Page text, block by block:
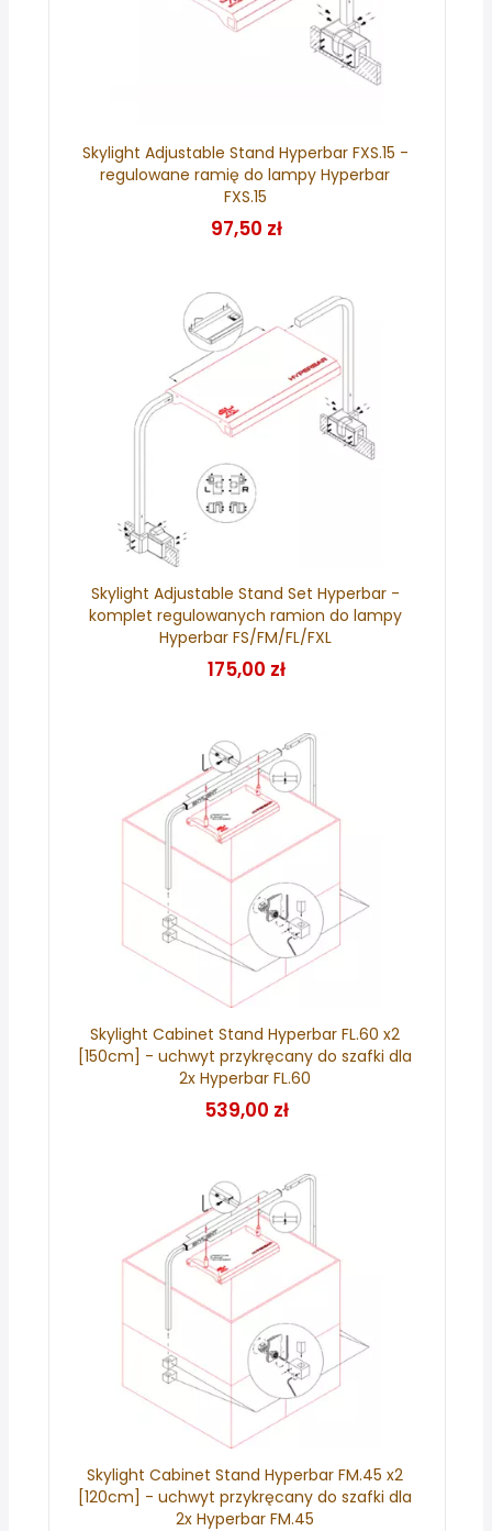
Skylight Adjustable Stand Hyperbar FXS.15 -
regulowane ramię do lampy Hyperbar
FXS.15
97,50 zł
Skylight Adjustable Stand Set Hyperbar -
komplet regulowanych ramion do lampy
Hyperbar FS/FM/FL/FXL
175,00 zł
Skylight Cabinet Stand Hyperbar FL.60 x2
[150cm] - uchwyt przykręcany do szafki dla
2x Hyperbar FL.60
539,00 zł
Skylight Cabinet Stand Hyperbar FM.45 x2
[120cm] - uchwyt przykręcany do szafki dla
2x Hyperbar FM.45